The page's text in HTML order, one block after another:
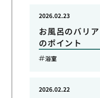
お風呂のバリ
のポイント
2026.02.23
浴室
2026.02.22